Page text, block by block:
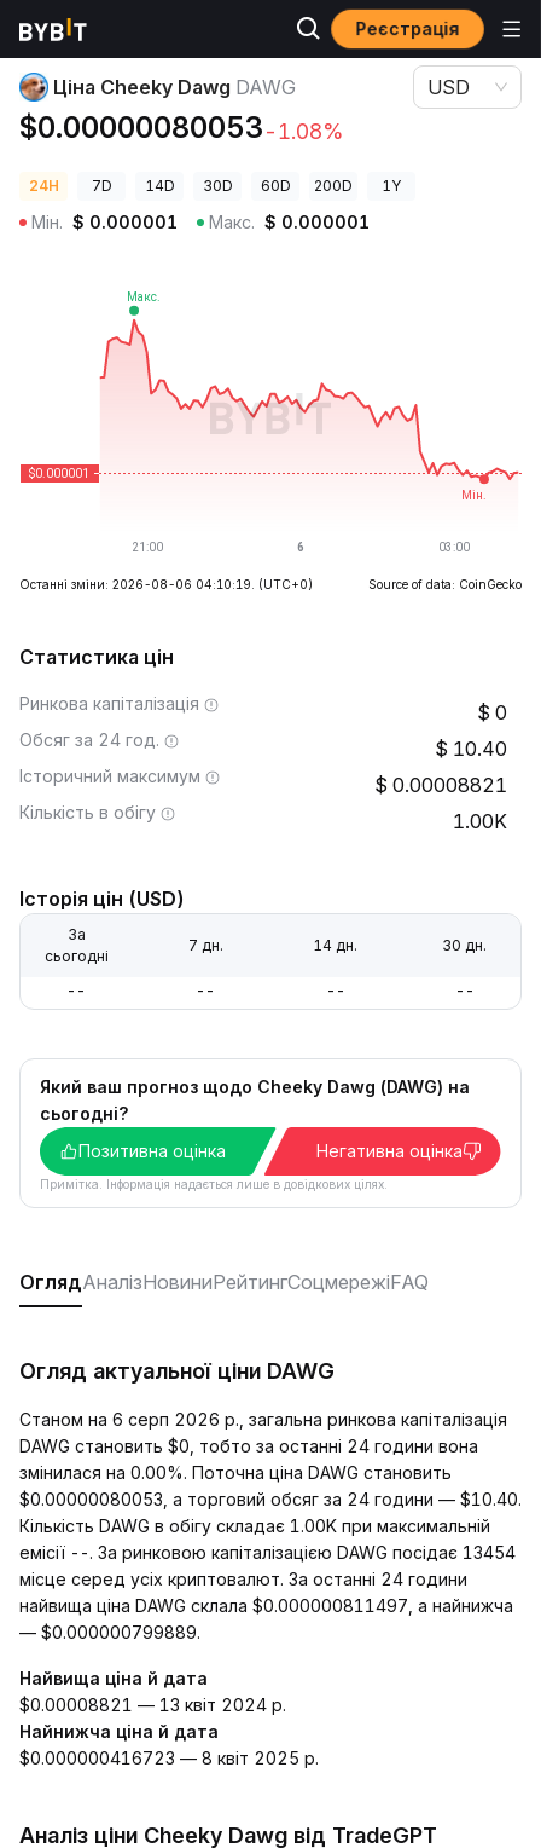
Реєстрація
Ціни криптовалют Ціна Cheeky Dawg DAWG
Ціна Cheeky Dawg DAWG
$0.00000080053-1.08%
USD
24H 7D 14D 30D 60D 200D 1Y
Мін. $ 0.000001 Макс. $ 0.000001
Останні зміни: 2026-08-06 04:10:19. (UTC+0) Source of data: CoinGecko
Статистика цін
Ринкова капіталізація 0
Обсяг за 24 год. 10.40
Історичний максимум 0.00008821
Кількість в обігу 1.00K
Історія цін (USD)
За
сьогодні
7 дн. 14 дн. 30 дн.
-- -- -- --
Який ваш прогноз щодо Cheeky Dawg (DAWG) на
сьогодні?
Позитивна оцінка
Негативна оцінка
Примітка. Інформація надається лише в довідкових цілях.
ОглядАналізНовиниРейтингСоцмережіFAQ
Огляд актуальної ціни DAWG
Станом на 6 серп 2026 р., загальна ринкова капіталізація
DAWG становить $0, тобто за останні 24 години вона
змінилася на 0.00%. Поточна ціна DAWG становить
$0.00000080053, а торговий обсяг за 24 години — $10.40.
Кількість DAWG в обігу складає 1.00K при максимальній
емісії --. За ринковою капіталізацією DAWG посідає 13454
місце серед усіх криптовалют. За останні 24 години
найвища ціна DAWG склала $0.000000811497, а найнижча
— $0.000000799889.
Найвища ціна й дата
$0.00008821 — 13 квіт 2024 р.
Найнижча ціна й дата
$0.000000416723 — 8 квіт 2025 р.
Аналіз ціни Cheeky Dawg від TradeGPT